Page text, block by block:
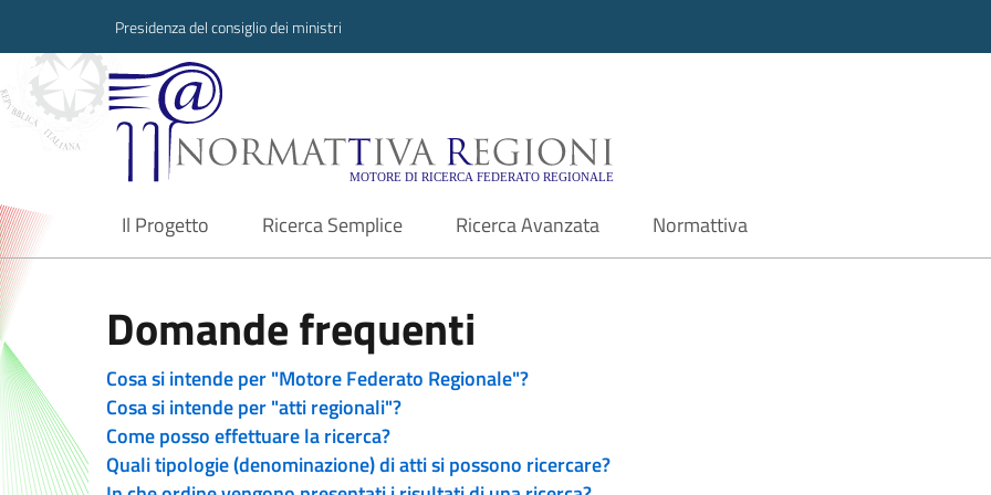
Presidenza del consiglio dei ministri
Normattiva Regioni - Motore di ricerca
Il Progetto
current Ricerca Semplice Ricerca Avanzata Normattiva
Domande frequenti
Cosa si intende per "Motore Federato Regionale"?
Cosa si intende per "atti regionali"?
Come posso effettuare la ricerca?
Quali tipologie (denominazione) di atti si possono ricercare?